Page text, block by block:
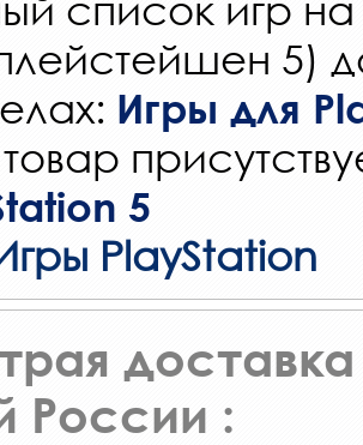
5)
Игры для
5
PlayStation
доставка
России :